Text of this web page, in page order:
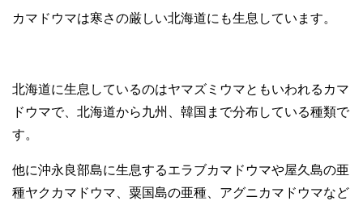
カマドウマは寒さの厳しい北海道にも生息しています。
北海道に生息しているのはヤマズミウマともいわれるカマ
ドウマで、北海道から九州、韓国まで分布している種類で
す。
他に沖永良部島に生息するエラブカマドウマや屋久島の亜
種ヤクカマドウマ、粟国島の亜種、アグニカマドウマなど